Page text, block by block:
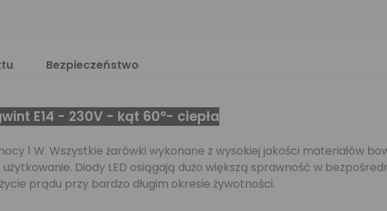
Bezpieczeństwo
E14 - 230V - kąt 60°- ciepła
1 W. Wszystkie żarówki wykonane z wysokiej jakości materiałów
Diody LED osiągają dużo większą sprawność w
prądu przy bardzo długim okresie żywotności.